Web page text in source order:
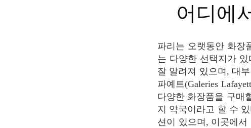
어디
파리는 오랫동안 화장품 업계의 중심지 였기 때문에 뷰티와 스킨케어 제품을 구매할 수 있
는 다양한 선택지가 있
잘 알려져 있으며, 대
파예트(Galeries
다양한 화장품을 구매
지 약국이라고 할 수
션이 있으며, 이곳에